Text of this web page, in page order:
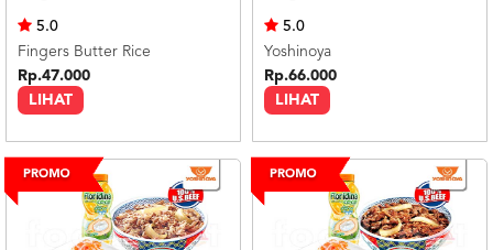
LIHAT
5.0
Fingers Butter Rice
Rp.47.000
LIHAT
5.0
Yoshinoya
Rp.66.000